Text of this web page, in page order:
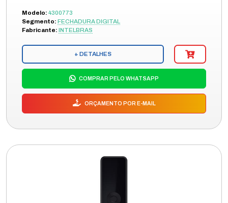
Modelo: 4300773
Segmento: FECHADURA DIGITAL
Fabricante: INTELBRAS
+ DETALHES
COMPRAR PELO WHATSAPP
ORÇAMENTO POR E-MAIL